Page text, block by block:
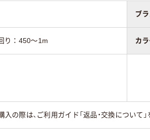
ブ
り：450～1m カ
入の際は、ご利用ガイド「返品・交換について